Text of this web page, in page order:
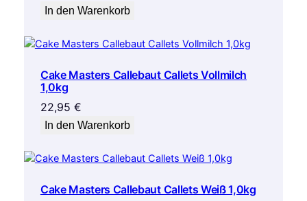
In den Warenkorb
Cake Masters Callebaut Callets Vollmilch
1,0kg
22,95 €
In den Warenkorb
Cake Masters Callebaut Callets Weiß 1,0kg